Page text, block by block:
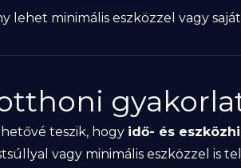
lehet minimális eszközzel vagy
teszik, hogy idő- és
vagy minimális eszközzel is